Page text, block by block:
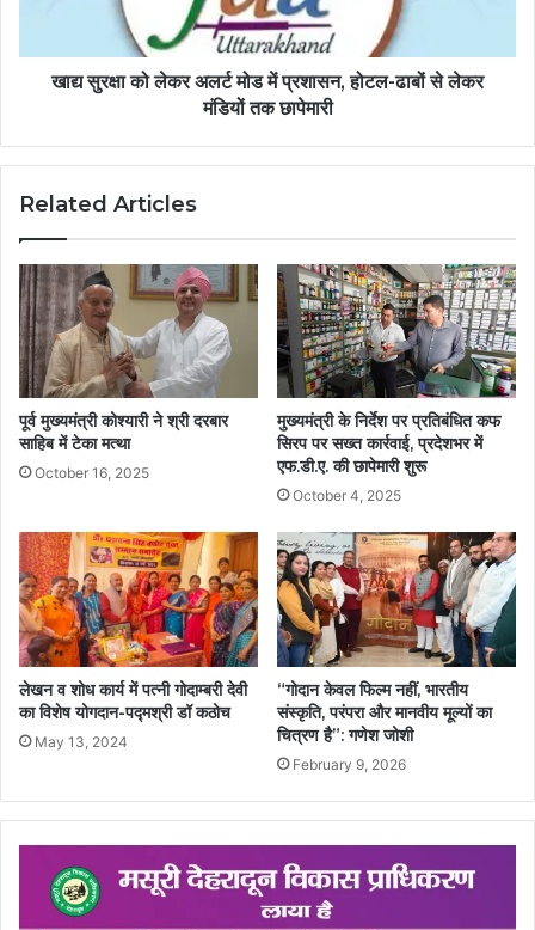
खाद्य सुरक्षा को लेकर अलर्ट मोड में प्रशासन, होटल-ढाबों से लेकर
मंडियों तक छापेमारी
Related Articles
पूर्व मुख्यमंत्री कोश्यारी ने श्री दरबार
साहिब में टेका मत्था
October 16, 2025
मुख्यमंत्री के निर्देश पर प्रतिबंधित कफ
सिरप पर सख्त कार्रवाई, प्रदेशभर में
एफ.डी.ए. की छापेमारी शुरू
October 4, 2025
लेखन व शोध कार्य में पत्नी गोदाम्बरी देवी
का विशेष योगदान-पद्मश्री डॉ कठोच
May 13, 2024
“गोदान केवल फिल्म नहीं, भारतीय
संस्कृति, परंपरा और मानवीय मूल्यों का
चित्रण है”: गणेश जोशी
February 9, 2026